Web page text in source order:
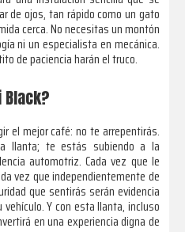
de ojos, tan rápido como un gato
cerca. No necesitas un montón
ni un especialista en mecánica.
de paciencia harán el truco.
el mejor café: no te arrepentirás.
llanta; te estás subiendo a la
automotriz. Cada vez que le
vez que independientemente de
que sentirás serán evidencia
Y con esta llanta, incluso
en una experiencia digna de